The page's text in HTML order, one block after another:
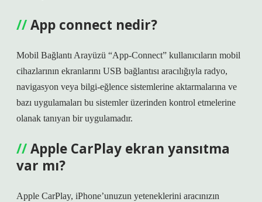
App connect nedir?
Mobil Bağlantı Arayüzü “App-Connect” kullanıcıların mobil
cihazlarının ekranlarını USB bağlantısı aracılığıyla radyo,
navigasyon veya bilgi-eğlence sistemlerine aktarmalarına ve
bazı uygulamaları bu sistemler üzerinden kontrol etmelerine
olanak tanıyan bir uygulamadır.
Apple CarPlay ekran yansıtma
var mı?
Apple CarPlay, iPhone’unuzun yeteneklerini aracınızın